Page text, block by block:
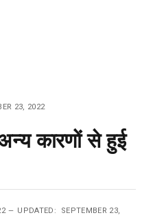
23, 2022
कारणों से हुई
UPDATED: SEPTEMBER 23,